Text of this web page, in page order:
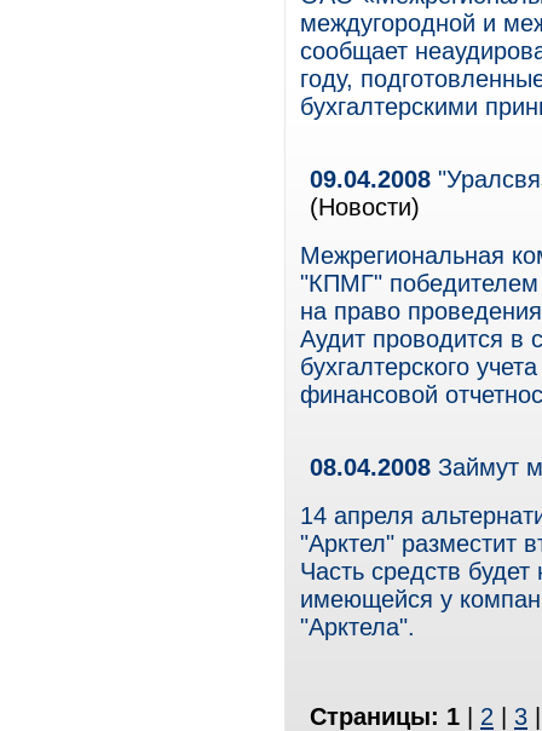
междугородной и
сообщает
году,
бухгалтерскими
09.04.2008
(Новости)
Межрегиональная
"КПМГ" победителем
на право
Аудит проводится в
бухгалтерского
финансовой
08.04.2008 Займут
14 апреля
"Арктел" разместит
Часть средств
имеющейся у
"Арктела".
Страницы: 1 2 3